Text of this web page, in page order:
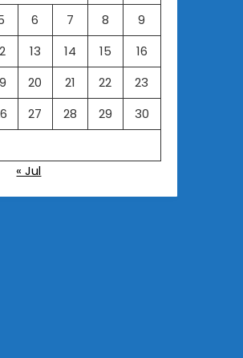
6 7 8
9
13 14 15
16
20 21 22
23
27 28 29
30
« Jul